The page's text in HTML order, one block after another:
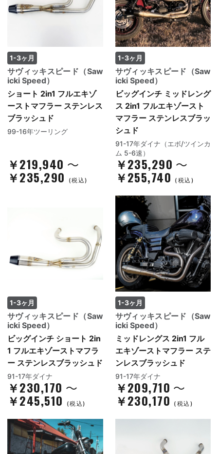
1-3ヶ月
サヴィッキスピード（Saw
icki Speed）
ショート 2in1 フルエキゾ
ーストマフラー ステンレス
ブラッシュド
99-16年ツーリング
￥219,940 ～
￥235,290 (税込)
1-3ヶ月
サヴィッキスピード（Saw
icki Speed）
ビッグインチ ミッドレング
ス 2in1 フルエキゾースト
マフラー ステンレスブラッ
シュド
91-17年ダイナ（エボ/ツインカ
ム 5-6速）
￥235,290 ～
￥255,740 (税込)
1-3ヶ月
サヴィッキスピード（Saw
icki Speed）
ビッグインチ ショート 2in
1 フルエキゾーストマフラ
ー ステンレスブラッシュド
91-17年ダイナ
￥230,170 ～
￥245,510 (税込)
1-3ヶ月
サヴィッキスピード（Saw
icki Speed）
ミッドレングス 2in1 フル
エキゾーストマフラー ステ
ンレスブラッシュド
91-17年ダイナ
￥209,710 ～
￥230,170 (税込)